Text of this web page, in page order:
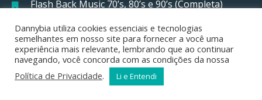
Flash Back Music 70’s, 80’s e 90’s (Completa)
Music 70’s, 80’s e 90’s
Mensagens do Cantor Cristão
Genealogia Bíblica de Noé a Abraão
Dannybia utiliza cookies essenciais e tecnologias
semelhantes em nosso site para fornecer a você uma
experiência mais relevante, lembrando que ao continuar
navegando, você concorda com as condições da nossa
Política de Privacidade. Li e Entendi